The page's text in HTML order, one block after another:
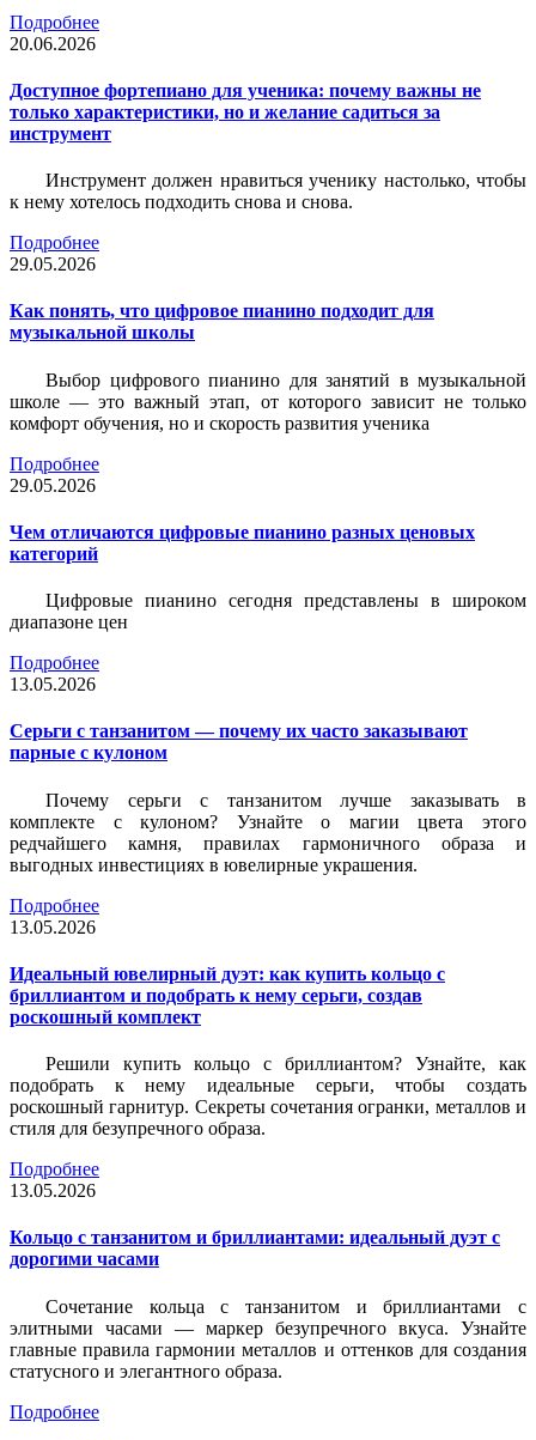
Подробнее
20.06.2026
Доступное фортепиано для ученика: почему важны не
только характеристики, но и желание садиться за
инструмент
Инструмент должен нравиться ученику настолько, чтобы
к нему хотелось подходить снова и снова.
Подробнее
29.05.2026
Как понять, что цифровое пианино подходит для
музыкальной школы
Выбор цифрового пианино для занятий в музыкальной
школе — это важный этап, от которого зависит не только
комфорт обучения, но и скорость развития ученика
Подробнее
29.05.2026
Чем отличаются цифровые пианино разных ценовых
категорий
Цифровые пианино сегодня представлены в широком
диапазоне цен
Подробнее
13.05.2026
Серьги с танзанитом — почему их часто заказывают
парные с кулоном
Почему серьги с танзанитом лучше заказывать в
комплекте с кулоном? Узнайте о магии цвета этого
редчайшего камня, правилах гармоничного образа и
выгодных инвестициях в ювелирные украшения.
Подробнее
13.05.2026
Идеальный ювелирный дуэт: как купить кольцо с
бриллиантом и подобрать к нему серьги, создав
роскошный комплект
Решили купить кольцо с бриллиантом? Узнайте, как
подобрать к нему идеальные серьги, чтобы создать
роскошный гарнитур. Секреты сочетания огранки, металлов и
стиля для безупречного образа.
Подробнее
13.05.2026
Кольцо с танзанитом и бриллиантами: идеальный дуэт с
дорогими часами
Сочетание кольца с танзанитом и бриллиантами с
элитными часами — маркер безупречного вкуса. Узнайте
главные правила гармонии металлов и оттенков для создания
статусного и элегантного образа.
Подробнее